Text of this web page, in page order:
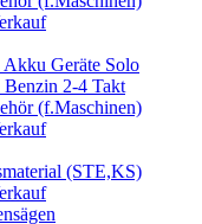
Akku Geräte Solo
Benzin 2-4 Takt
(f.Maschinen)
(STE,KS)